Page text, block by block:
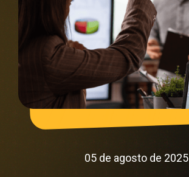
05 de agosto de 2025